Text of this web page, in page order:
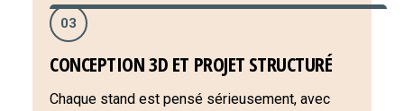
03
CONCEPTION 3D ET PROJET STRUCTURÉ
Chaque stand est pensé sérieusement, avec